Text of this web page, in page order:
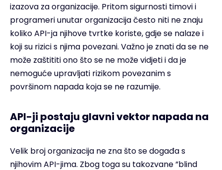
izazova za organizacije. Pritom sigurnosti timovi i
programeri unutar organizacija često niti ne znaju
koliko API-ja njihove tvrtke koriste, gdje se nalaze i
koji su rizici s njima povezani. Važno je znati da se ne
može zaštititi ono što se ne može vidjeti i da je
nemoguće upravljati rizikom povezanim s
površinom napada koja se ne razumije.
API-ji postaju glavni vektor napada na
organizacije
Velik broj organizacija ne zna što se događa s
njihovim API-jima. Zbog toga su takozvane ”blind